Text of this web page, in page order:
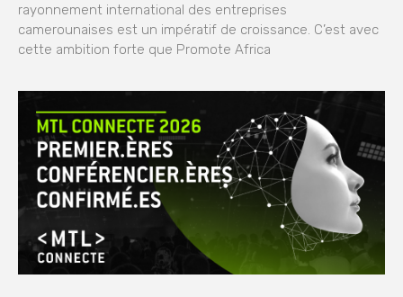
rayonnement international des entreprises
camerounaises est un impératif de croissance. C’est avec
cette ambition forte que Promote Africa